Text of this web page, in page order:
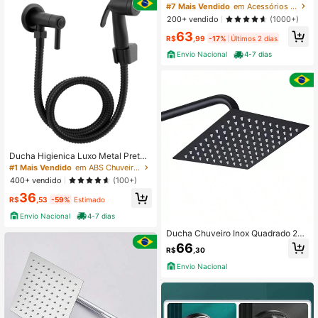
287 Seguidores
Ducha Higienica Luxo Metal Preta
Acionamento 1/4 Volta Com Gatilho
#1 Mais Vendido
em ABS Chuveiros de mão
400+ vendido
(100+)
R$36 ,53 -59% Estimado
Envio Nacional
4-7 dias
ar Gás Área Externa
#7 Mais Vendido
em Acessórios para banheiro
200+ vendido
(1000+)
R$63 ,99 -17% Últimos 2 dias
Envio Nacional
4-7 dias
Ducha Chuveiro Inox Quadrado 20
x20 Preto Fosco Parede Banheiro A
rea Externa Piscina Suporte Redond
o
R$66 ,30
Envio Nacional